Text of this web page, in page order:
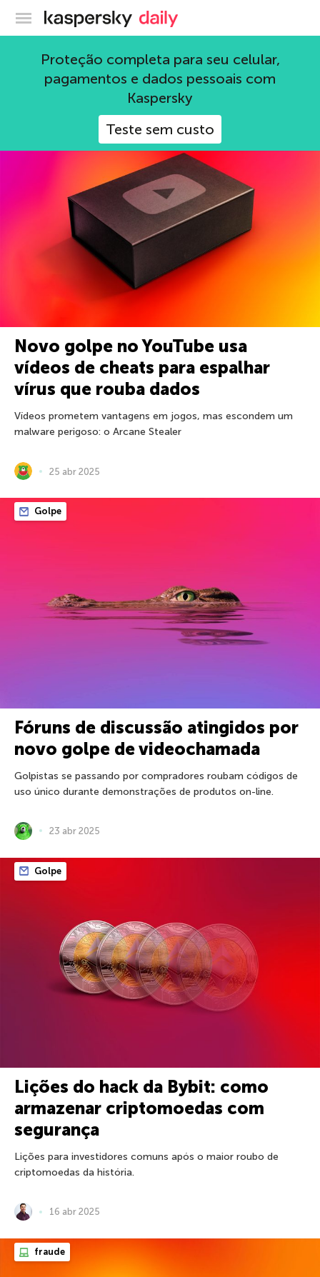
Blog oficial da Kaspersky
Proteção completa para seu celular,
pagamentos e dados pessoais com
Kaspersky
Teste sem custo
Golpe
Novo golpe no YouTube usa
vídeos de cheats para espalhar
vírus que rouba dados
Vídeos prometem vantagens em jogos, mas escondem um
malware perigoso: o Arcane Stealer
25 abr 2025
Golpe
Fóruns de discussão atingidos por
novo golpe de videochamada
Golpistas se passando por compradores roubam códigos de
uso único durante demonstrações de produtos on-line.
23 abr 2025
Golpe
Lições do hack da Bybit: como
armazenar criptomoedas com
segurança
Lições para investidores comuns após o maior roubo de
criptomoedas da história.
16 abr 2025
fraude